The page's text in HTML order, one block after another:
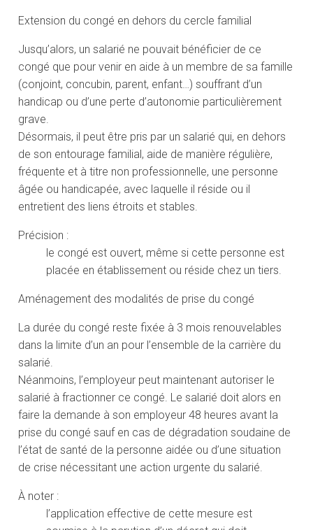
Extension du congé en dehors du cercle familial
Jusqu’alors, un salarié ne pouvait bénéficier de ce
congé que pour venir en aide à un membre de sa famille
(conjoint, concubin, parent, enfant…) souffrant d’un
handicap ou d’une perte d’autonomie particulièrement
grave.
Désormais, il peut être pris par un salarié qui, en dehors
de son entourage familial, aide de manière régulière,
fréquente et à titre non professionnelle, une personne
âgée ou handicapée, avec laquelle il réside ou il
entretient des liens étroits et stables.
Précision :
le congé est ouvert, même si cette personne est
placée en établissement ou réside chez un tiers.
Aménagement des modalités de prise du congé
La durée du congé reste fixée à 3 mois renouvelables
dans la limite d’un an pour l’ensemble de la carrière du
salarié.
Néanmoins, l’employeur peut maintenant autoriser le
salarié à fractionner ce congé. Le salarié doit alors en
faire la demande à son employeur 48 heures avant la
prise du congé sauf en cas de dégradation soudaine de
l’état de santé de la personne aidée ou d’une situation
de crise nécessitant une action urgente du salarié.
À noter :
l’application effective de cette mesure est